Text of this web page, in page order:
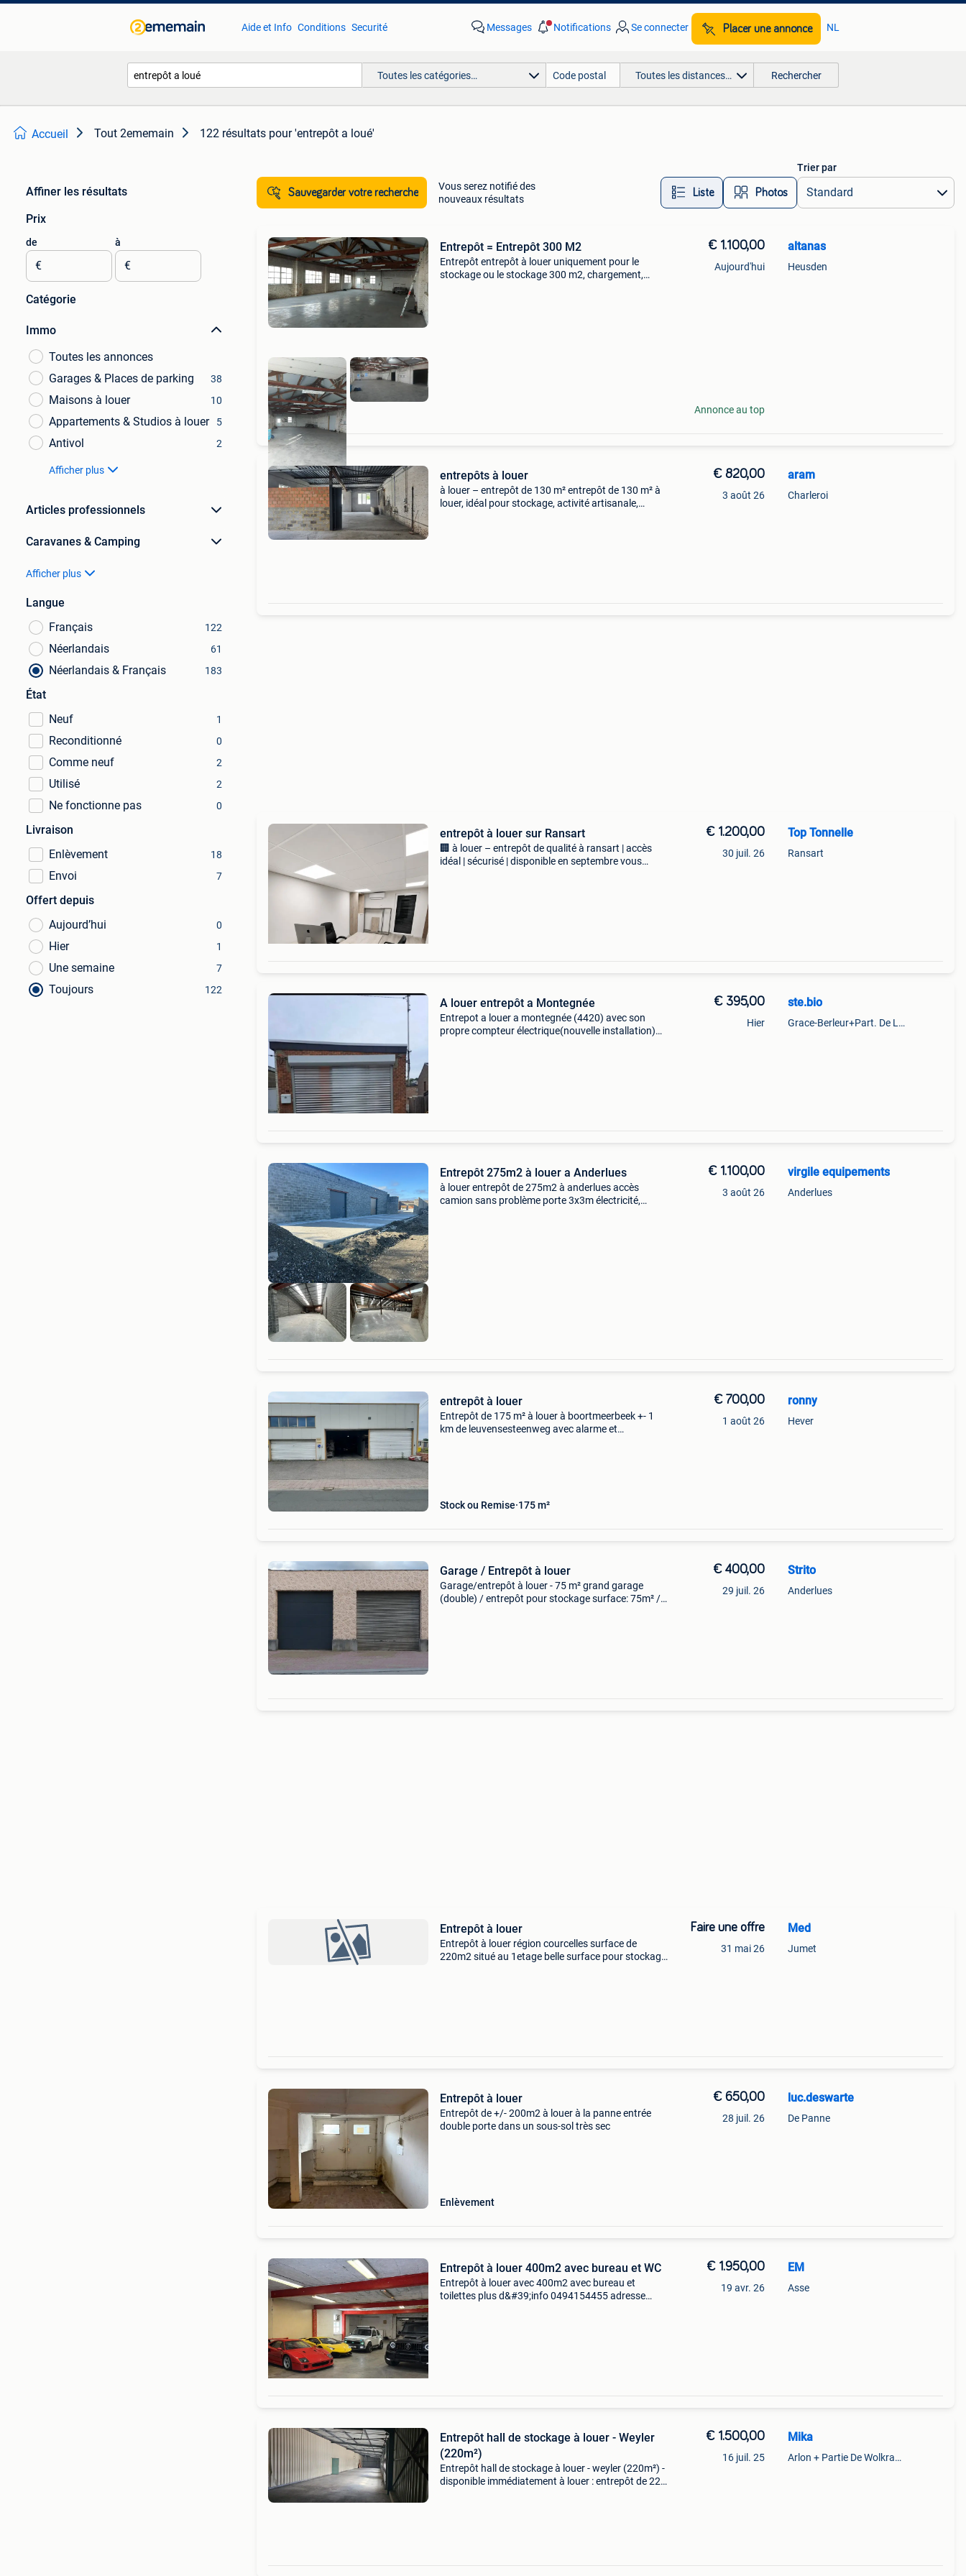
Aide et Info Conditions Securité Messages Notifications Se connecter Placer une annonce NL
Toutes les catégories… Toutes les distances… Rechercher
Accueil Tout 2ememain 122 résultats pour 'entrepôt a loué'
Affiner les résultats
Prix
de
€
à
€
Catégorie
Immo
Toutes les annonces
Garages & Places de parking
38
Maisons à louer 10
Appartements & Studios à louer 5
Antivol 2
Afficher plus
Articles professionnels
Caravanes & Camping
Afficher plus
Langue
Français
122
Néerlandais 61
Néerlandais & Français 183
État
Neuf
1
Reconditionné 0
Comme neuf 2
Utilisé 2
Ne fonctionne pas 0
Livraison
Enlèvement
18
Envoi 7
Offert depuis
Aujourd’hui
0
Hier 1
Une semaine 7
Toujours 122
Sauvegarder votre recherche
Vous serez notifié des
nouveaux résultats
Liste Photos
Trier par
Entrepôt = Entrepôt 300 M2
Entrepôt entrepôt à louer uniquement pour le
stockage ou le stockage 300 m2, chargement,
€ 1.100,00
Aujourd'hui
Annonce au top
altanas
Heusden
entrepôts à louer
à louer – entrepôt de 130 m² entrepôt de 130 m² à
louer, idéal pour stockage, activité artisanale,
€ 820,00
3 août 26
aram
Charleroi
entrepôt à louer sur Ransart
🏢 à louer – entrepôt de qualité à ransart | accès
idéal | sécurisé | disponible en septembre vous
€ 1.200,00
30 juil. 26
Top Tonnelle
Ransart
A louer entrepôt a Montegnée
Entrepot a louer a montegnée (4420) avec son
propre compteur électrique(nouvelle installation)
€ 395,00
Hier
ste.bio
Grace-Berleur+Part. De Loncin
Entrepôt 275m2 à louer a Anderlues
à louer entrepôt de 275m2 à anderlues accès
camion sans problème porte 3x3m électricité,
€ 1.100,00
3 août 26
virgile equipements
Anderlues
entrepôt à louer
Entrepôt de 175 m² à louer à boortmeerbeek +- 1
km de leuvensesteenweg avec alarme et
Stock ou Remise 175 m²
€ 700,00
1 août 26
ronny
Hever
Garage / Entrepôt à louer
Garage/entrepôt à louer - 75 m² grand garage
(double) / entrepôt pour stockage surface: 75m² /
€ 400,00
29 juil. 26
Strito
Anderlues
Entrepôt à louer
Entrepôt à louer région courcelles surface de
220m2 situé au 1etage belle surface pour stockage
Faire une offre
31 mai 26
Med
Jumet
Entrepôt à louer
Entrepôt de +/- 200m2 à louer à la panne entrée
double porte dans un sous-sol très sec
Enlèvement
€ 650,00
28 juil. 26
luc.deswarte
De Panne
Entrepôt à louer 400m2 avec bureau et WC
Entrepôt à louer avec 400m2 avec bureau et
toilettes plus d&#39;info 0494154455 adresse
€ 1.950,00
19 avr. 26
EM
Asse
Entrepôt hall de stockage à louer - Weyler
(220m²)
Entrepôt hall de stockage à louer - weyler (220m²) -
disponible immédiatement à louer : entrepôt de 220
€ 1.500,00
16 juil. 25
Mika
Arlon + Partie De Wolkrange